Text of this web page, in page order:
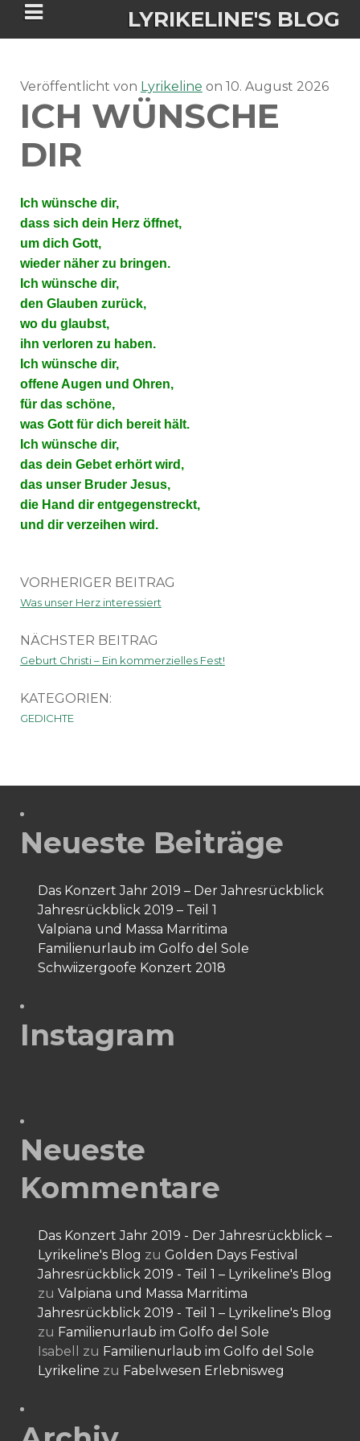
LYRIKELINE'S BLOG
Tania Morgan's Blog über alles, was
sie im Leben bewegt.
IGASHO UND CHIMALIS KAYA
NIEMALS FÜR IMMER (ROMAN)
NIGHTMARES
DATENSCHUTZERKLÄRUNG
IMPRESSUM
Veröffentlicht von Lyrikeline on 10. August 2026
ICH WÜNSCHE
DIR
Ich wünsche dir,
dass sich dein Herz öffnet,
um dich Gott,
wieder näher zu bringen.
Ich wünsche dir,
den Glauben zurück,
wo du glaubst,
ihn verloren zu haben.
Ich wünsche dir,
offene Augen und Ohren,
für das schöne,
was Gott für dich bereit hält.
Ich wünsche dir,
das dein Gebet erhört wird,
das unser Bruder Jesus,
die Hand dir entgegenstreckt,
und dir verzeihen wird.
VORHERIGER BEITRAG
Was unser Herz interessiert
NÄCHSTER BEITRAG
Geburt Christi – Ein kommerzielles Fest!
KATEGORIEN:
GEDICHTE
Neueste Beiträge
Das Konzert Jahr 2019 – Der Jahresrückblick
Jahresrückblick 2019 – Teil 1
Valpiana und Massa Marritima
Familienurlaub im Golfo del Sole
Schwiizergoofe Konzert 2018
Instagram
Neueste
Kommentare
Das Konzert Jahr 2019 - Der Jahresrückblick –
Lyrikeline's Blog zu Golden Days Festival
Jahresrückblick 2019 - Teil 1 – Lyrikeline's Blog
zu Valpiana und Massa Marritima
Jahresrückblick 2019 - Teil 1 – Lyrikeline's Blog
zu Familienurlaub im Golfo del Sole
Isabell
zu Familienurlaub im Golfo del Sole
Lyrikeline zu Fabelwesen Erlebnisweg